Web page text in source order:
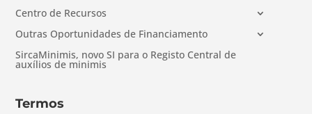
Centro de Recursos
Outras Oportunidades de Financiamento
SircaMinimis, novo SI para o Registo Central de
auxílios de minimis
Termos